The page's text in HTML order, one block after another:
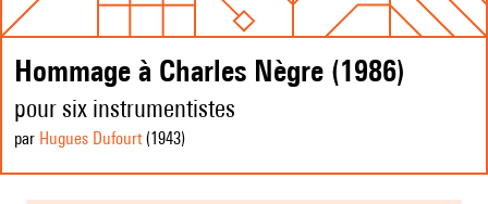
Hommage à Charles Nègre (1986)
pour six instrumentistes
par Hugues Dufourt(1943)